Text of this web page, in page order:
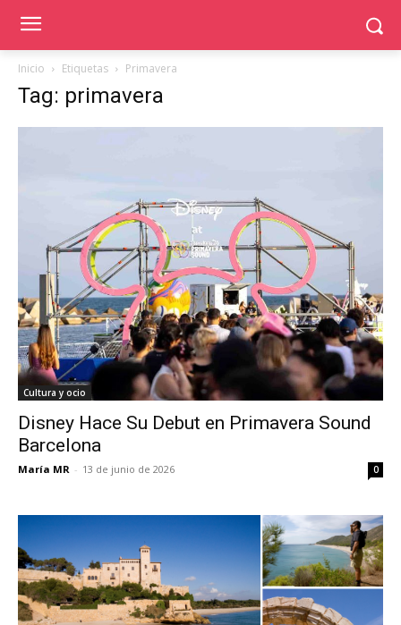
Inicio Etiquetas Primavera
Tag: primavera
Cultura y ocio
Disney Hace Su Debut en Primavera Sound
Barcelona
María MR - 13 de junio de 2026 0